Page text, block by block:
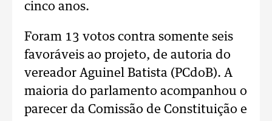
cinco anos.
Foram 13 votos contra somente seis
favoráveis ao projeto, de autoria do
vereador Aguinel Batista (PCdoB). A
maioria do parlamento acompanhou o
parecer da Comissão de Constituição e